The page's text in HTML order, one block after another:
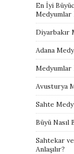
En İyi
Medyumlar
Diyarbakır
Adana
Medyumlar
Avusturya
Sahte
Büyü Nasıl
Sahtekar
Anlaşılır?